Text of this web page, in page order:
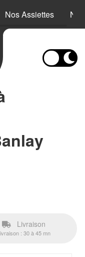
Nos Assiettes
Livraison
: 30 à 45 mn